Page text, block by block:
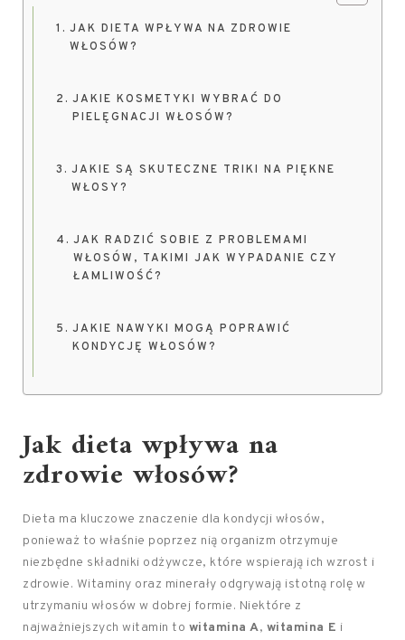
JAK DIETA WPŁYWA NA ZDROWIE
WŁOSÓW?
JAKIE KOSMETYKI WYBRAĆ DO
PIELĘGNACJI WŁOSÓW?
JAKIE SĄ SKUTECZNE TRIKI NA PIĘKNE
WŁOSY?
JAK RADZIĆ SOBIE Z PROBLEMAMI
WŁOSÓW, TAKIMI JAK WYPADANIE CZY
ŁAMLIWOŚĆ?
JAKIE NAWYKI MOGĄ POPRAWIĆ
KONDYCJĘ WŁOSÓW?
Jak dieta wpływa na
zdrowie włosów?
Dieta ma kluczowe znaczenie dla kondycji włosów,
ponieważ to właśnie poprzez nią organizm otrzymuje
niezbędne składniki odżywcze, które wspierają ich wzrost i
zdrowie. Witaminy oraz minerały odgrywają istotną rolę w
utrzymaniu włosów w dobrej formie. Niektóre z
najważniejszych witamin to witamina A, witamina E i